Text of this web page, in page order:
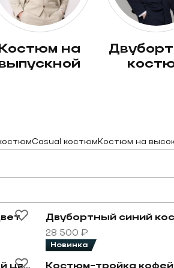
на
двубортный
Casual костюмКостюм на
кремовый цветПерейти к товару
28 500 ₽
коричневый цвет
Перейти к товару
Новинка